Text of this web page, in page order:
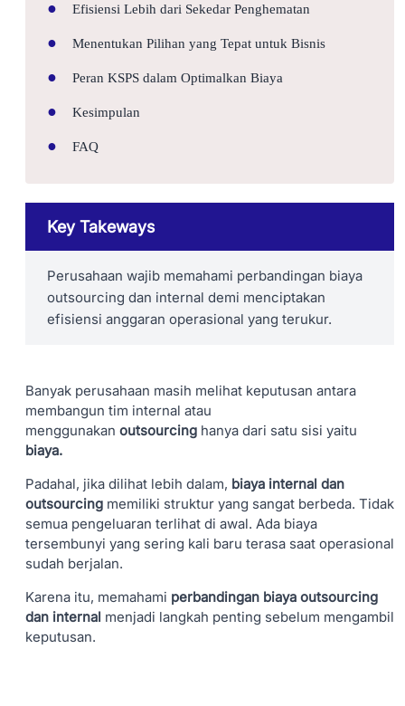
Efisiensi Lebih dari Sekedar Penghematan
Menentukan Pilihan yang Tepat untuk Bisnis
Peran KSPS dalam Optimalkan Biaya
Kesimpulan
FAQ
Key Takeways
Perusahaan wajib memahami perbandingan biaya
outsourcing dan internal demi menciptakan
efisiensi anggaran operasional yang terukur.
Banyak perusahaan masih melihat keputusan antara
membangun tim internal atau
menggunakan outsourcing hanya dari satu sisi yaitu
biaya.
Padahal, jika dilihat lebih dalam, biaya internal dan
outsourcing memiliki struktur yang sangat berbeda. Tidak
semua pengeluaran terlihat di awal. Ada biaya
tersembunyi yang sering kali baru terasa saat operasional
sudah berjalan.
Karena itu, memahami perbandingan biaya outsourcing
dan internal menjadi langkah penting sebelum mengambil
keputusan.